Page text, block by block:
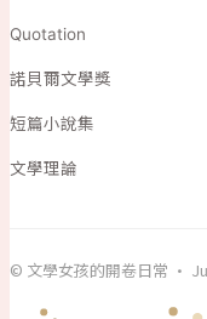
Quotation
諾貝爾文學獎
短篇小說集
文學理論
© 文學女孩的開卷日常 ·